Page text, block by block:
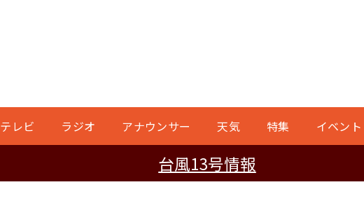
テレビ ラジオ アナウンサー 天気 特集 イベント
台風13号情報